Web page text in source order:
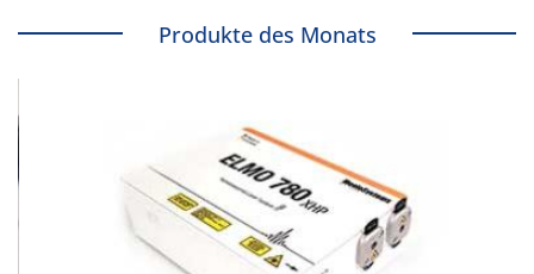
Produkte des Monats